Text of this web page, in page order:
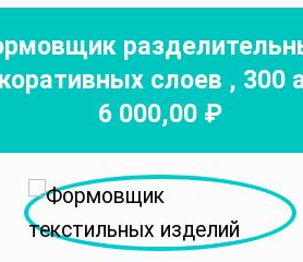
слоев , 300
6 000,00 ₽